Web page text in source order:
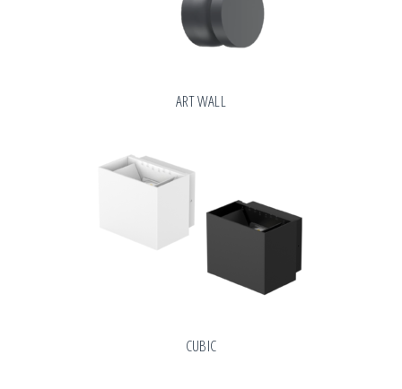
ART WALL
CUBIC